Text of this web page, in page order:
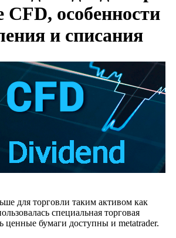
CFD, особенности
и списания
для торговли таким активом как
специальная торговая
ценные бумаги доступны и metatrader.